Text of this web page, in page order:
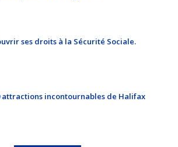
ses droits à la Sécurité Sociale.
attractions incontournables de Halifax